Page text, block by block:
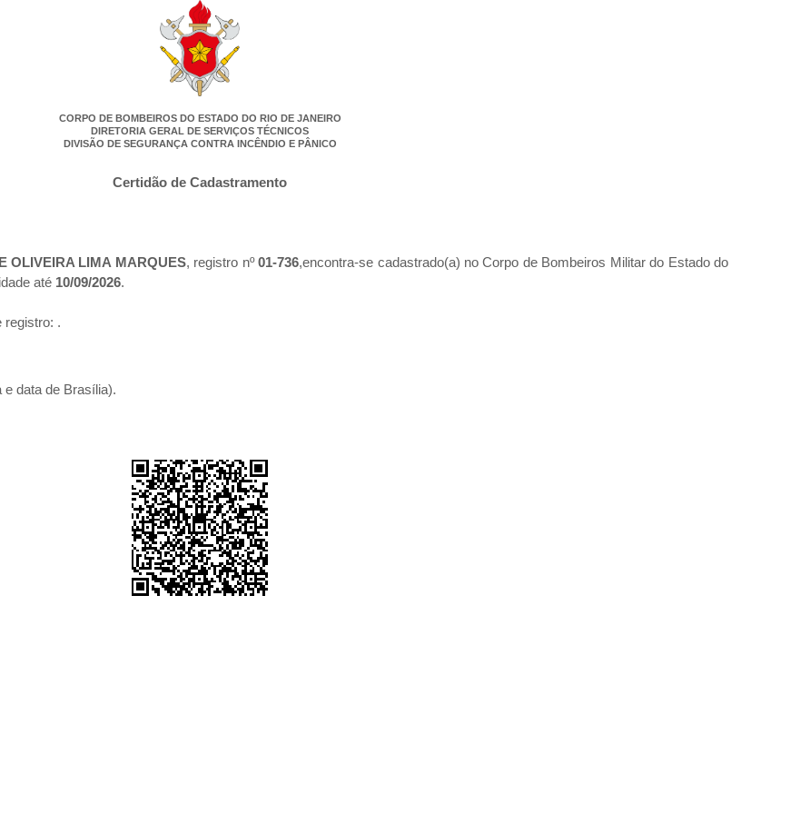
CORPO DE BOMBEIROS DO ESTADO DO RIO DE JANEIRO
DIRETORIA GERAL DE SERVIÇOS TÉCNICOS
DIVISÃO DE SEGURANÇA CONTRA INCÊNDIO E PÂNICO
Certidão de Cadastramento
OLIVEIRA LIMA MARQUES, registro nº01-736,encontra-se cadastrado(a) no Corpo de Bombeiros Militar do Estado do
até 10/09/2026.
registro: .
e data de Brasília).